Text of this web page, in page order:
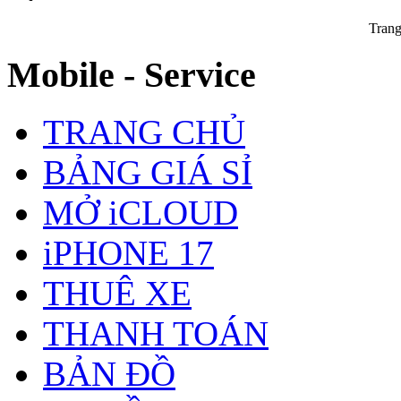
Mobile - Service
TRANG CHỦ
BẢNG GIÁ SỈ
MỞ iCLOUD
iPHONE 17
THUÊ XE
THANH TOÁN
BẢN ĐỒ